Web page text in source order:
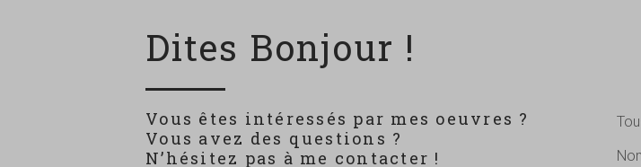
Dites Bonjour !
Vous êtes intéressés par mes oeuvres ?
Vous avez des questions ?
N’hésitez pas à me contacter !